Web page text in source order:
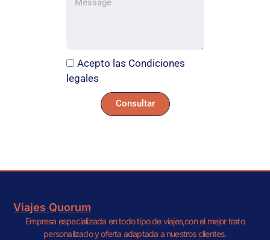
Acepto las Condiciones
legales
Consultar
Viajes Quorum
Empresa especializada en todo tipo de viajes,con el mejor trato
personalizado y oferta adaptada a nuestros clientes.